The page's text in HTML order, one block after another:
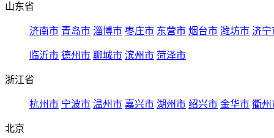
山东省
济南市 青岛市 淄博市 枣庄市 东营市 烟台市 潍坊市 济宁
临沂市 德州市 聊城市 滨州市 菏泽市
浙江省
杭州市 宁波市 温州市 嘉兴市 湖州市 绍兴市 金华市 衢州
北京